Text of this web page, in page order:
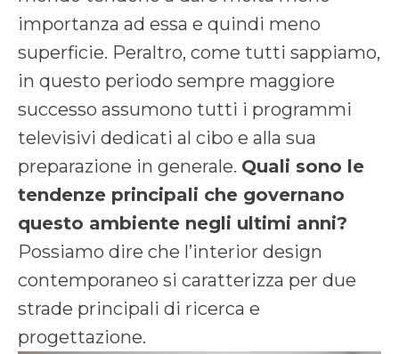
importanza ad essa e quindi meno
superficie. Peraltro, come tutti sappiamo,
in questo periodo sempre maggiore
successo assumono tutti i programmi
televisivi dedicati al cibo e alla sua
preparazione in generale. Quali sono le
tendenze principali che governano
questo ambiente negli ultimi anni?
Possiamo dire che l’interior design
contemporaneo si caratterizza per due
strade principali di ricerca e
progettazione.